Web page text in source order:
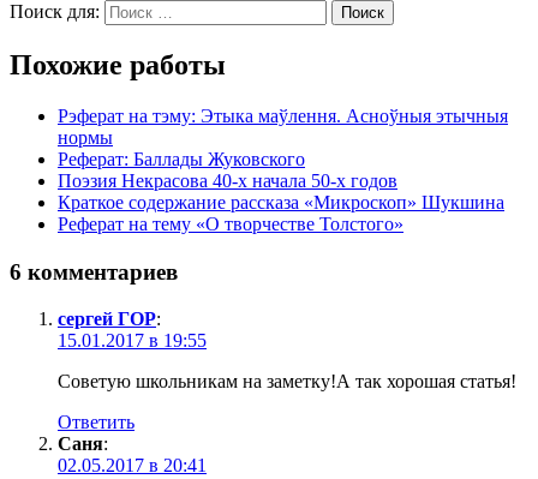
Поиск для: Поиск
Похожие работы
Рэферат на тэму: Этыка маўлення. Асноўныя этычныя
нормы
Реферат: Баллады Жуковского
Поэзия Некрасова 40-х начала 50-х годов
Краткое содержание рассказа «Микроскоп» Шукшина
Реферат на тему «О творчестве Толстого»
6 комментариев
сергей ГОР:
15.01.2017 в 19:55
Советую школьникам на заметку!А так хорошая статья!
Ответить
Саня:
02.05.2017 в 20:41